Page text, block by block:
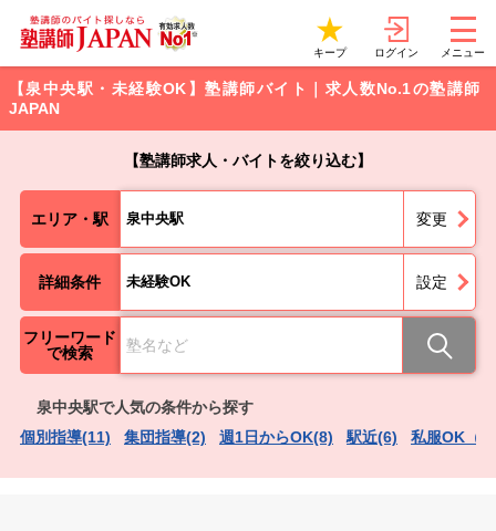
キープ ログイン メニュー
【泉中央駅・未経験OK】塾講師バイト｜求人数No.1の塾講師
JAPAN
【塾講師求人・バイトを絞り込む】
エリア・駅 泉中央駅 変更
詳細条件 未経験OK 設定
フリーワード
で検索
泉中央駅で人気の条件から探す
個別指導(11)
集団指導(2) 週1日からOK(8) 駅近(6) 私服OK（